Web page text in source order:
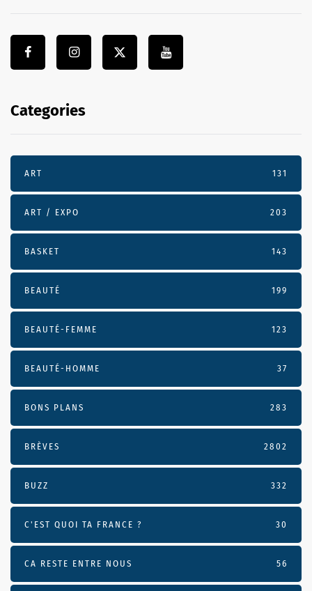
Categories
ART 131
ART / EXPO 203
BASKET 143
BEAUTÉ 199
BEAUTÉ-FEMME 123
BEAUTÉ-HOMME 37
BONS PLANS 283
BRÈVES 2802
BUZZ 332
C'EST QUOI TA FRANCE ? 30
CA RESTE ENTRE NOUS 56